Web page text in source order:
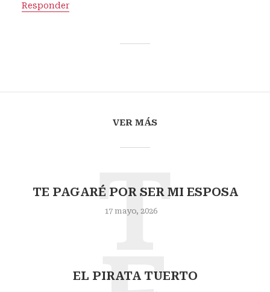
Responder
VER MÁS
TE PAGARÉ POR SER MI ESPOSA
17 mayo, 2026
T
EL PIRATA TUERTO